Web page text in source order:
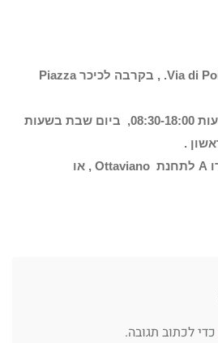
כתובת : Via di Porta Angelica, 23. , בקרבה לכיכר Piazza
פתוח בימי שני-שישי בשעות 08:30-18:00, ביום שבת בשעות
תחבורה למקום : קו מטרו A לתחנת Ottaviano , או
כדי לכתוב תגובה.